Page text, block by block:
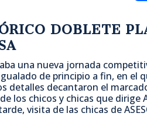
DOBLETE
una nueva jornada
de principio a fin, en el
detalles decantaron el
los chicos y chicas que
visita de las chicas de